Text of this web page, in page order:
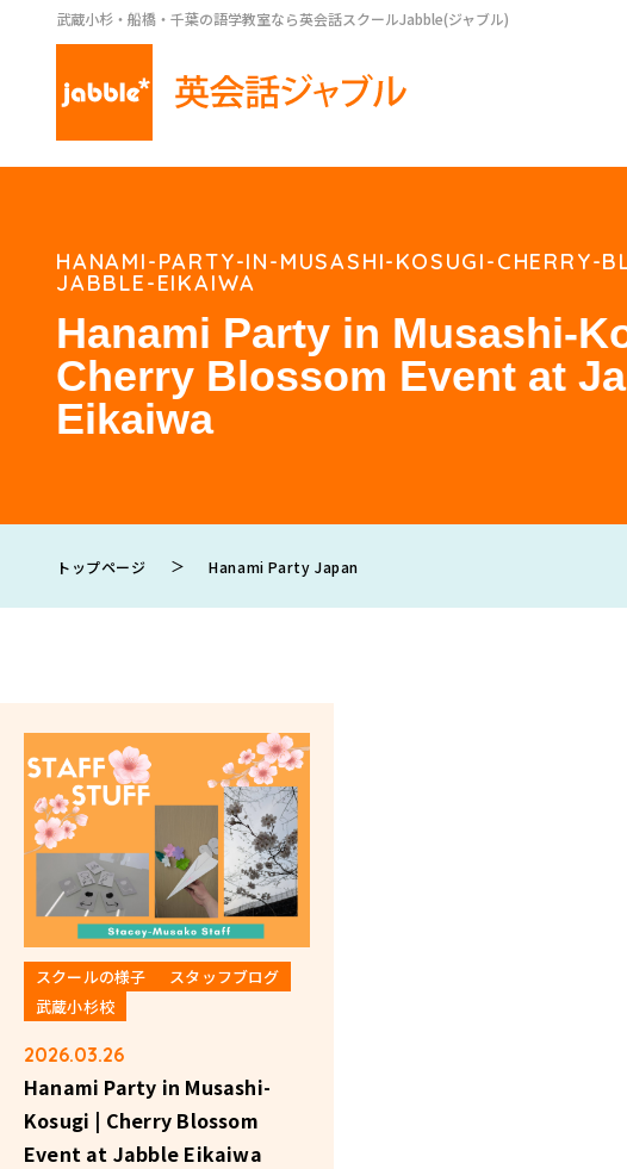
武蔵小杉・船橋・千葉の語学教室なら英会話スクールJabble(ジャブル)
HANAMI-PARTY-IN-MUSASHI-KOSUGI-CHERRY-
JABBLE-EIKAIWA
Hanami Party in Musashi-
Cherry Blossom Event at
Eikaiwa
トップページ ＞ Hanami Party Japan
スクールの様子
スタッフブログ
武蔵小杉校
2026.03.26
Hanami Party in Musashi-
Kosugi | Cherry Blossom
Event at Jabble Eikaiwa